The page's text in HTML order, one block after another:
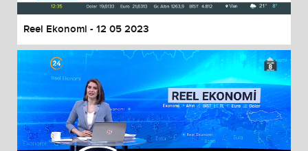
Reel Ekonomi - 12 05 2023